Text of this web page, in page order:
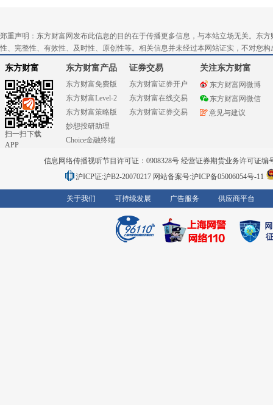
郑重声明：东方财富网发布此信息的目的在于传播更多信息，与本站立场无关。东
性、完整性、有效性、及时性、原创性等。相关信息并未经过本网站证实，不对您
东方财富
扫一扫下载
APP
东方财富产品
东方财富免费版
东方财富Level-2
东方财富策略版
妙想投研助理
Choice金融终端
证券交易
东方财富证券开户
东方财富在线交易
东方财富证券交易
关注东方财富
东方财富网微博
东方财富网微信
意见与建议
信息网络传播视听节目许可证：0908328号 经营证券期货业务许可证编
沪ICP证:沪B2-20070217 网站备案号:沪ICP备05006054号-11
关于我们 可持续发展 广告服务 供应商平台